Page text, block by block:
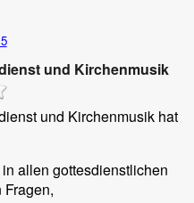
und Kirchenmusik
und Kirchenmusik hat
allen gottesdienstlichen